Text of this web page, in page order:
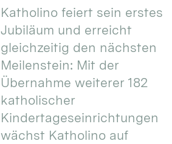
Katholino feiert sein erstes
Jubiläum und erreicht
gleichzeitig den nächsten
Meilenstein: Mit der
Übernahme weiterer 182
katholischer
Kindertageseinrichtungen
wächst Katholino auf